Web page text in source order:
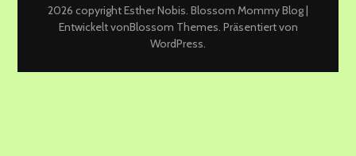
2026 copyright Esther Nobis. Blossom Mommy Blog |
Entwickelt vonBlossom Themes. Präsentiert von
WordPress.